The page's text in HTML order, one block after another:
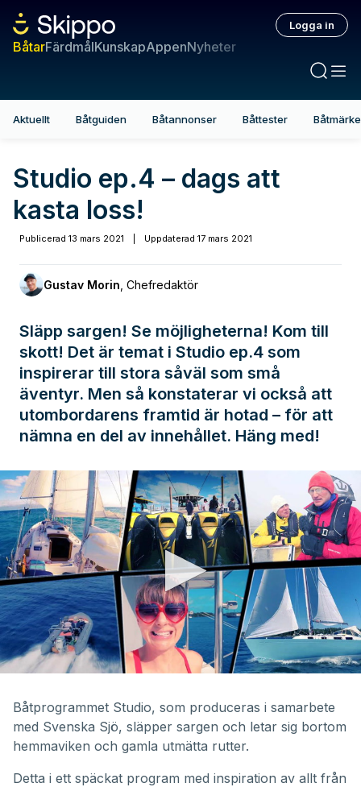
BåtarFärdmålKunskapAppenNyheter
Logga in
Aktuellt Båtguiden Båtannonser Båttester
Studio ep.4 – dags att
kasta loss!
Publicerad 13 mars 2021 Uppdaterad 17 mars 2021
Gustav Morin Chefredaktör
Släpp sargen! Se möjligheterna! Kom till
skott! Det är temat i Studio ep.4 som
inspirerar till stora såväl som små
äventyr. Men så konstaterar vi också att
utombordarens framtid är hotad – för att
nämna en del av innehållet. Häng med!
minutes,
Båtprogrammet Studio, som produceras i samarbete
med Svenska Sjö, släpper sargen och letar sig bortom
hemmaviken och gamla utmätta rutter.
Detta i ett späckat program med inspiration av allt från